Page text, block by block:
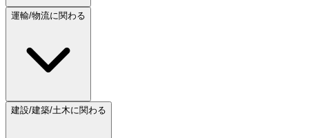
運輸/物流に関わる
建設/建築/土木に関わる